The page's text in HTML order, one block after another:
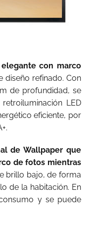
con marco
diseño refinado. Con
de profundidad, se
LED
eficiente, por
de Wallpaper que
de fotos mientras
brillo bajo, de forma
de la habitación. En
y se puede